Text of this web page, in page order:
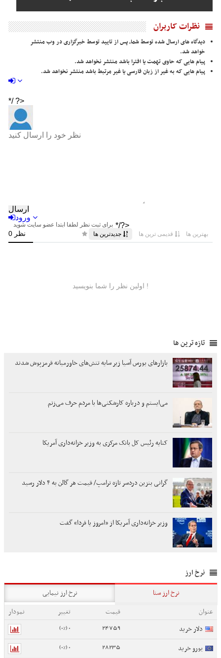
نظرات کاربران
دیدگاه های ارسال شده توسط شما، پس از تایید توسط خبرگزاری در وب منتشر
خواهد شد.
پیام هایی که حاوی تهمت یا افترا باشد منتشر نخواهد شد.
پیام هایی که به غیر از زبان فارسی یا غیر مرتبط باشد منتشر نخواهد شد.
تازه ترین ها
بازارهای بورس آسیا زیر سایه تنش‌های خاورمیانه قرمزپوش شدند
می‌ایستم و درباره کارشکنی‌ها با مردم حرف می‌زنم
کنایه رئیس کل بانک مرکزی به وزیر خزانه‌داری آمریکا
گرانی بنزین دردسر تازه ترامپ/ قیمت هر گالن به ۴ دلار رسید
وزیر خزانه‌داری آمریکا از «امروز یا فردا» گفت
نرخ ارز
نرخ ارز سنا
نرخ ارز نیمایی
عنوان
قیمت تغییر
نمودار
دلار خرید
24759
0 (0%)
یورو خرید 28235
0 (0%)